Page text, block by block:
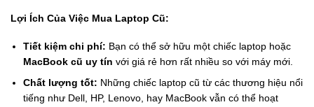
Lợi Ích Của Việc Mua Laptop Cũ:
Tiết kiệm chi phí: Bạn có thể sở hữu một chiếc laptop hoặc
MacBook cũ uy tín với giá rẻ hơn rất nhiều so với máy mới.
Chất lượng tốt: Những chiếc laptop cũ từ các thương hiệu nổi
tiếng như Dell, HP, Lenovo, hay MacBook vẫn có thể hoạt